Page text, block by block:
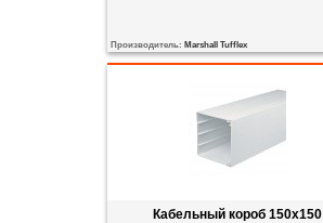
Производитель: Marshall Tufflex
Кабельный короб 150x150